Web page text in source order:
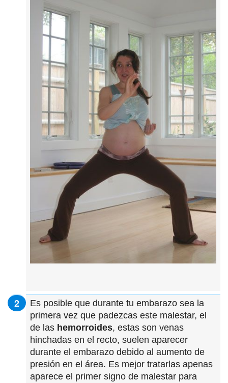
Es posible que durante tu embarazo sea la
primera vez que padezcas este malestar, el
de las hemorroides, estas son venas
hinchadas en el recto, suelen aparecer
durante el embarazo debido al aumento de
presión en el área. Es mejor tratarlas apenas
aparece el primer signo de malestar para